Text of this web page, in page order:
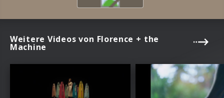
Weitere Videos von Florence + the
Machine